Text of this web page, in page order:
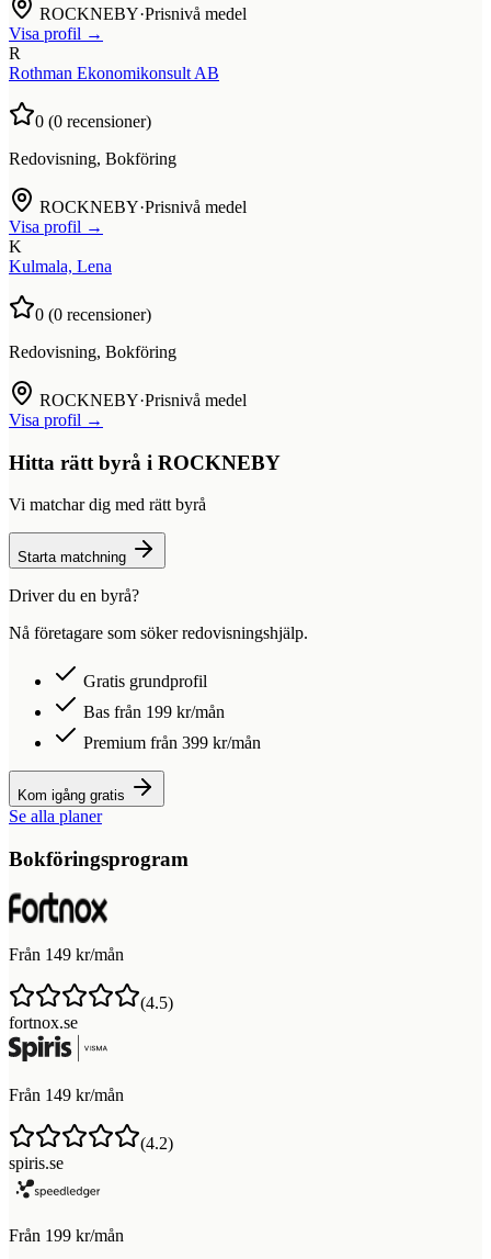
ROCKNEBY·Prisnivå medel
Visa profil →
R
Rothman Ekonomikonsult AB
0 (0 recensioner)
Redovisning, Bokföring
ROCKNEBY·Prisnivå medel
Visa profil →
K
Kulmala, Lena
0 (0 recensioner)
Redovisning, Bokföring
ROCKNEBY·Prisnivå medel
Visa profil →
Hitta rätt byrå i ROCKNEBY
Vi matchar dig med rätt byrå
Starta matchning
Driver du en byrå?
Nå företagare som söker redovisningshjälp.
Gratis grundprofil
Bas från 199 kr/mån
Premium från 399 kr/mån
Kom igång gratis
Se alla planer
Bokföringsprogram
Från 149 kr/mån
(4.5)
fortnox.se
Från 149 kr/mån
(4.2)
spiris.se
Från 199 kr/mån